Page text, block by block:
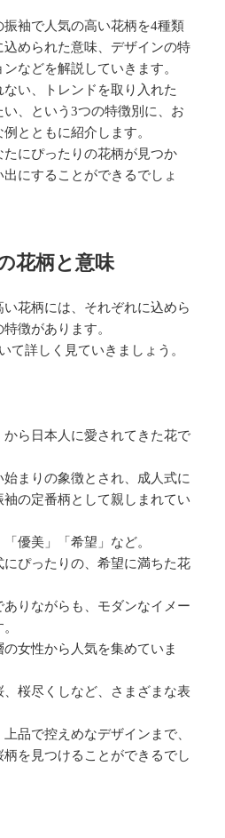
袖で人気の高い花柄を4種類
められた意味、デザインの特
などを解説していきます。
い、トレンドを取り入れた
、という3つの特徴別に、お
とともに紹介します。
にぴったりの花柄が見つか
にすることができるでしょ
花柄と意味
花柄には、それぞれに込めら
徴があります。
て詳しく見ていきましょう。
ら日本人に愛されてきた花で
まりの象徴とされ、成人式に
の定番柄として親しまれてい
優美」「希望」など。
ぴったりの、希望に満ちた花
りながらも、モダンなイメー
女性から人気を集めていま
桜尽くしなど、さまざまな表
品で控えめなデザインまで、
を見つけることができるでし